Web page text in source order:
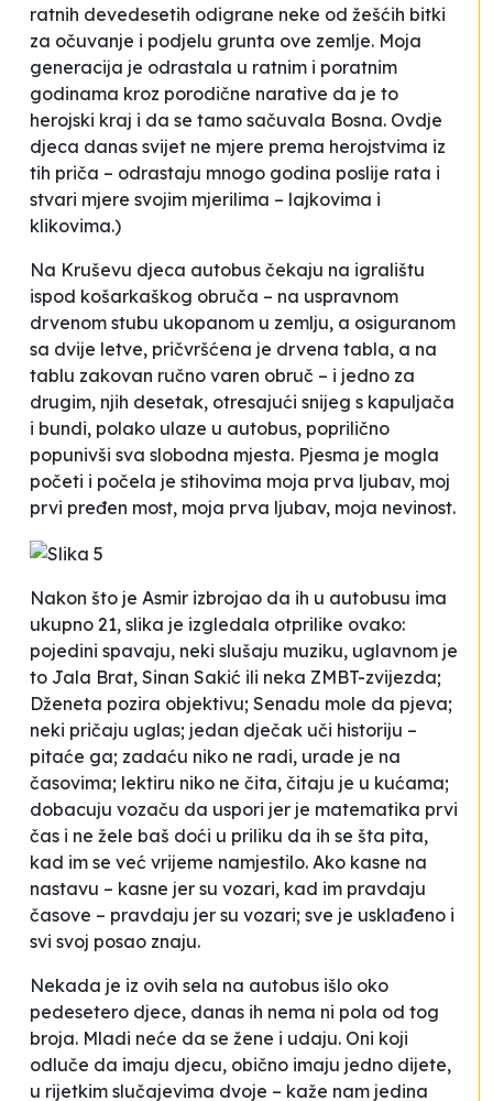
ratnih devedesetih odigrane neke od žešćih bitki
za očuvanje i podjelu grunta ove zemlje. Moja
generacija je odrastala u ratnim i poratnim
godinama kroz porodične narative da je to
herojski kraj i da se tamo sačuvala Bosna. Ovdje
djeca danas svijet ne mjere prema herojstvima iz
tih priča – odrastaju mnogo godina poslije rata i
stvari mjere svojim mjerilima – lajkovima i
klikovima.)
Na Kruševu djeca autobus čekaju na igralištu
ispod košarkaškog obruča – na uspravnom
drvenom stubu ukopanom u zemlju, a osiguranom
sa dvije letve, pričvršćena je drvena tabla, a na
tablu zakovan ručno varen obruč – i jedno za
drugim, njih desetak, otresajući snijeg s kapuljača
i bundi, polako ulaze u autobus, poprilično
popunivši sva slobodna mjesta. Pjesma je mogla
početi i počela je stihovima moja prva ljubav, moj
prvi pređen most, moja prva ljubav, moja nevinost.
Nakon što je Asmir izbrojao da ih u autobusu ima
ukupno 21, slika je izgledala otprilike ovako:
pojedini spavaju, neki slušaju muziku, uglavnom je
to Jala Brat, Sinan Sakić ili neka ZMBT-zvijezda;
Dženeta pozira objektivu; Senadu mole da pjeva;
neki pričaju uglas; jedan dječak uči historiju –
pitaće ga; zadaću niko ne radi, urade je na
časovima; lektiru niko ne čita, čitaju je u kućama;
dobacuju vozaču da uspori jer je matematika prvi
čas i ne žele baš doći u priliku da ih se šta pita,
kad im se već vrijeme namjestilo. Ako kasne na
nastavu – kasne jer su vozari, kad im pravdaju
časove – pravdaju jer su vozari; sve je usklađeno i
svi svoj posao znaju.
Nekada je iz ovih sela na autobus išlo oko
pedesetero djece, danas ih nema ni pola od tog
broja. Mladi neće da se žene i udaju. Oni koji
odluče da imaju djecu, obično imaju jedno dijete,
u rijetkim slučajevima dvoje – kaže nam jedina